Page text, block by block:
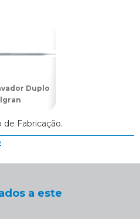
Duplo
de Fabricação.
a este